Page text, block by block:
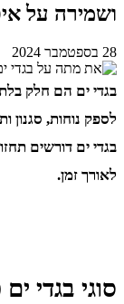
ושמירה על
28 בספטמבר 2024
בגדי ים הם חלק
לספק נוחות,
בגדי ים דורשים
לאורך זמן.
סוגי בגדי